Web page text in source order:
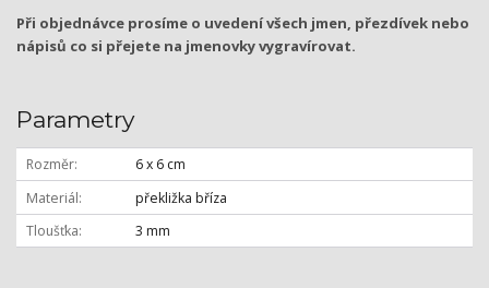
Při objednávce prosíme o uvedení všech jmen, přezdívek nebo
nápisů co si přejete na jmenovky vygravírovat.
Parametry
Rozměr
6 x 6 cm
Materiál
překližka bříza
Tloušťka
3 mm